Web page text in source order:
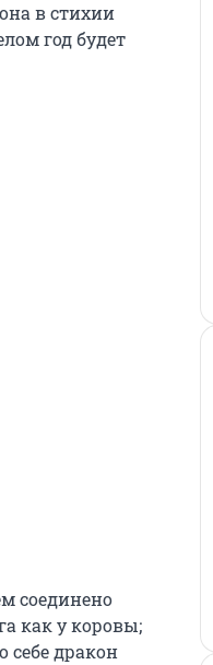
в стихии
год будет
соединено
как у коровы;
себе дракон